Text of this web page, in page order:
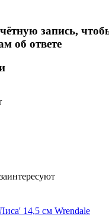
запись,
об ответе
14,5 см Wrendale